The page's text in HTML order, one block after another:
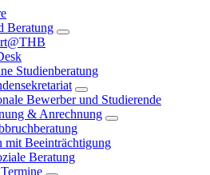
Beratung
Studienberatung
Bewerber und Studierende
& Anrechnung
mit Beeinträchtigung
Beratung